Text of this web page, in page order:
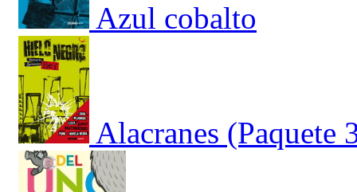
Azul cobalto
Alacranes (Paquete